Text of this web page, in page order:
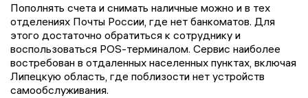
Пополнять счета и снимать наличные можно и в тех
отделениях Почты России, где нет банкоматов. Для
этого достаточно обратиться к сотруднику и
воспользоваться POS-терминалом. Сервис наиболее
востребован в отдаленных населенных пунктах, включая
Липецкую область, где поблизости нет устройств
самообслуживания.